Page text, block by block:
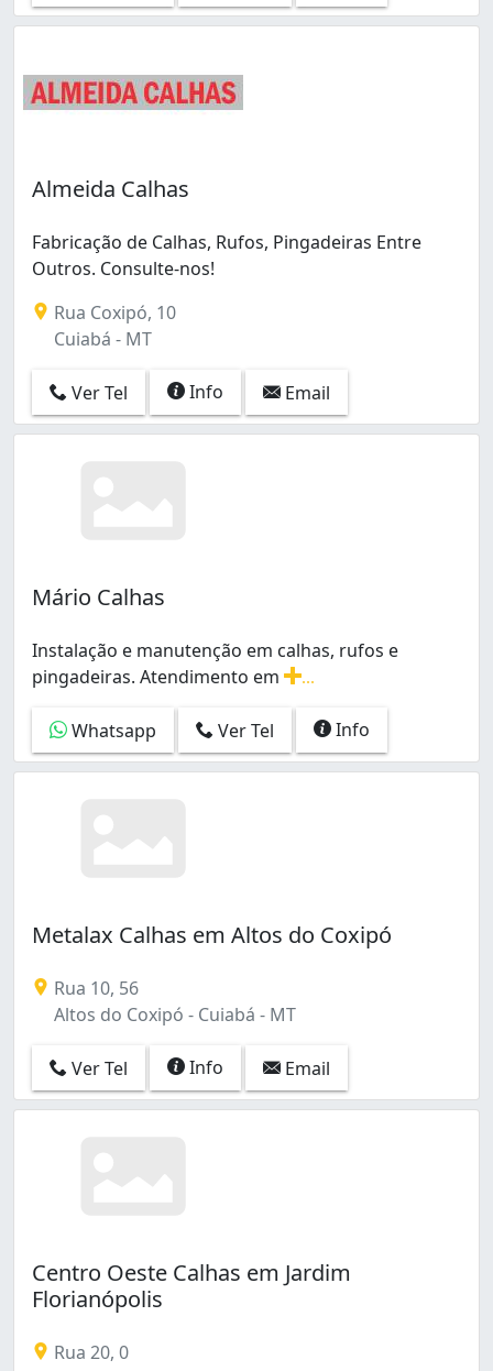
Almeida Calhas
Fabricação de Calhas, Rufos, Pingadeiras Entre
Outros. Consulte-nos!
Rua Coxipó, 10
Cuiabá - MT
Ver Tel Info Email
Mário Calhas
Instalação e manutenção em calhas, rufos e
pingadeiras. Atendimento em
Whatsapp
Ver Tel Info
Metalax Calhas em Altos do Coxipó
Rua 10, 56
Altos do Coxipó - Cuiabá - MT
Ver Tel Info Email
Centro Oeste Calhas em Jardim
Florianópolis
Rua 20, 0